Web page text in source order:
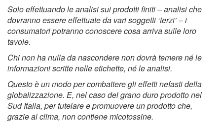
Solo effettuando le analisi sui prodotti finiti – analisi che
dovranno essere effettuate da vari soggetti ‘terzi’ – i
consumatori potranno conoscere cosa arriva sulle loro
tavole.
Chi non ha nulla da nascondere non dovrà temere né le
informazioni scritte nelle etichette, né le analisi.
Questo è un modo per combattere gli effetti nefasti della
globalizzazione. E, nel caso del grano duro prodotto nel
Sud Italia, per tutelare e promuovere un prodotto che,
grazie al clima, non contiene micotossine.